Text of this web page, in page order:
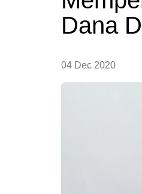
Dana
04 Dec 2020